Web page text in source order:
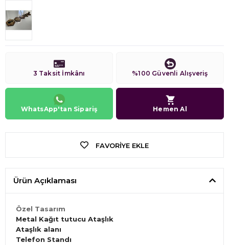
3 Taksit İmkânı %100 Güvenli Alışveriş
WhatsApp'tan Sipariş Hemen Al
FAVORIYE EKLE
Ürün Açıklaması
Özel Tasarım
Metal Kağıt tutucu Ataşlık
Ataşlık alanı
Telefon Standı